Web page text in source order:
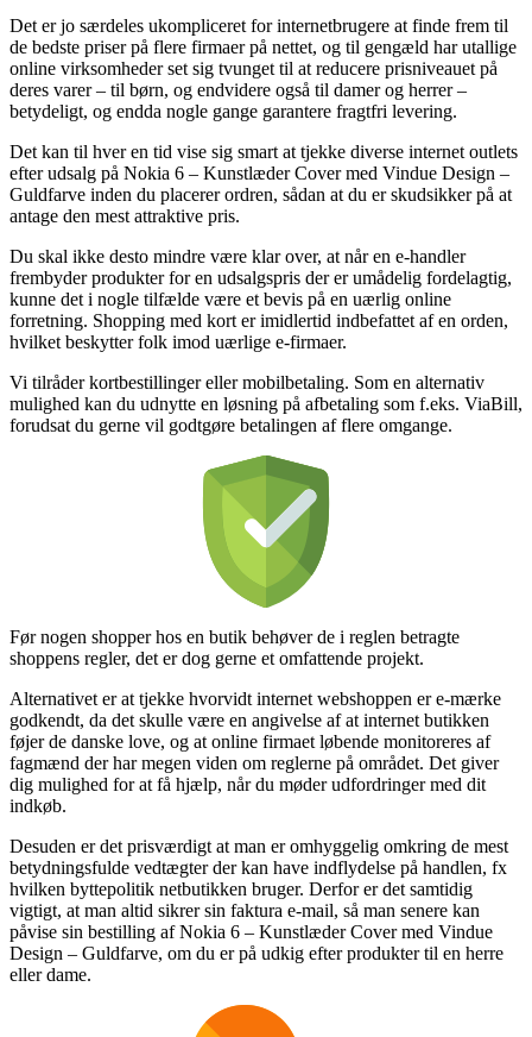
Det er jo særdeles ukompliceret for internetbrugere at finde frem til
de bedste priser på flere firmaer på nettet, og til gengæld har utallige
online virksomheder set sig tvunget til at reducere prisniveauet på
deres varer – til børn, og endvidere også til damer og herrer –
betydeligt, og endda nogle gange garantere fragtfri levering.
Det kan til hver en tid vise sig smart at tjekke diverse internet outlets
efter udsalg på Nokia 6 – Kunstlæder Cover med Vindue Design –
Guldfarve inden du placerer ordren, sådan at du er skudsikker på at
antage den mest attraktive pris.
Du skal ikke desto mindre være klar over, at når en e-handler
frembyder produkter for en udsalgspris der er umådelig fordelagtig,
kunne det i nogle tilfælde være et bevis på en uærlig online
forretning. Shopping med kort er imidlertid indbefattet af en orden,
hvilket beskytter folk imod uærlige e-firmaer.
Vi tilråder kortbestillinger eller mobilbetaling. Som en alternativ
mulighed kan du udnytte en løsning på afbetaling som f.eks. ViaBill,
forudsat du gerne vil godtgøre betalingen af flere omgange.
Før nogen shopper hos en butik behøver de i reglen betragte
shoppens regler, det er dog gerne et omfattende projekt.
Alternativet er at tjekke hvorvidt internet webshoppen er e-mærke
godkendt, da det skulle være en angivelse af at internet butikken
føjer de danske love, og at online firmaet løbende monitoreres af
fagmænd der har megen viden om reglerne på området. Det giver
dig mulighed for at få hjælp, når du møder udfordringer med dit
indkøb.
Desuden er det prisværdigt at man er omhyggelig omkring de mest
betydningsfulde vedtægter der kan have indflydelse på handlen, fx
hvilken byttepolitik netbutikken bruger. Derfor er det samtidig
vigtigt, at man altid sikrer sin faktura e-mail, så man senere kan
påvise sin bestilling af Nokia 6 – Kunstlæder Cover med Vindue
Design – Guldfarve, om du er på udkig efter produkter til en herre
eller dame.